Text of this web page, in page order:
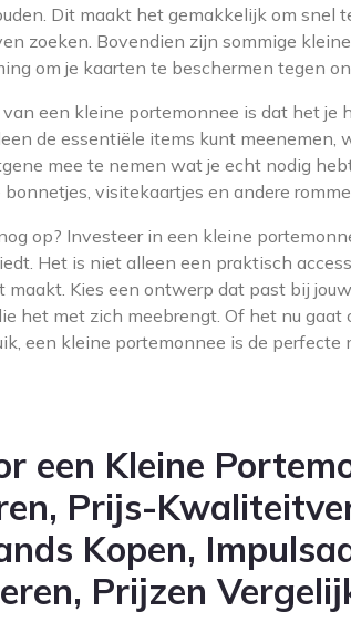
Dit maakt het gemakkelijk om snel
zoeken. Bovendien zijn sommige
om je kaarten te beschermen tegen
van een kleine portemonnee is dat het je
de essentiële items kunt meenemen,
mee te nemen wat je echt nodig
visitekaartjes en andere
op? Investeer in een kleine
Het is niet alleen een praktisch
maakt. Kies een ontwerp dat past bij
het met zich meebrengt. Of het nu gaat
een kleine portemonnee is de perfecte
een Kleine
Prijs-
Kopen,
Prijzen